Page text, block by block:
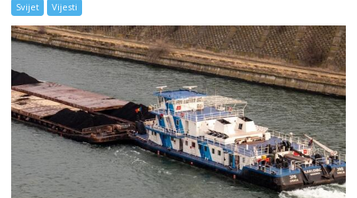
Svijet Vijesti